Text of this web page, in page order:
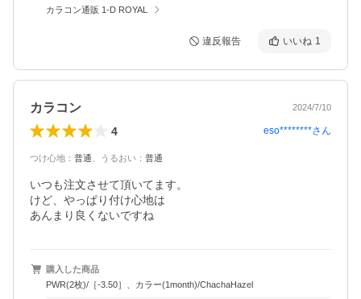
カラコン通販 1-D ROYAL
違反報告 いいね 1
カラコン 2024/7/10
4 eso********さん
つけ心地 ： 普通 うるおい ： 普通
いつも注文させて頂いてます。
けど、やっぱり付け心地は
あんまり良くないですね
購入した商品
PWR(2枚)/［-3.50］、カラー(1month)/ChachaHazel